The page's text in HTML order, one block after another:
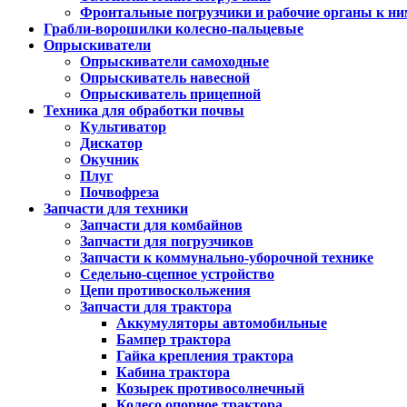
Фронтальные погрузчики и рабочие органы к
Грабли-ворошилки колесно-пальцевые
Опрыскиватели
Опрыскиватели самоходные
Опрыскиватель навесной
Опрыскиватель прицепной
Техника для обработки почвы
Культиватор
Дискатор
Окучник
Плуг
Почвофреза
Запчасти для техники
Запчасти для комбайнов
Запчасти для погрузчиков
Запчасти к коммунально-уборочной технике
Седельно-сцепное устройство
Цепи противоскольжения
Запчасти для трактора
Аккумуляторы автомобильные
Бампер трактора
Гайка крепления трактора
Кабина трактора
Козырек противосолнечный